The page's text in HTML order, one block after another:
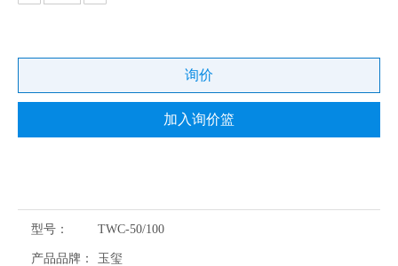
询价
加入询价篮
型号： TWC-50/100
产品品牌：
玉玺